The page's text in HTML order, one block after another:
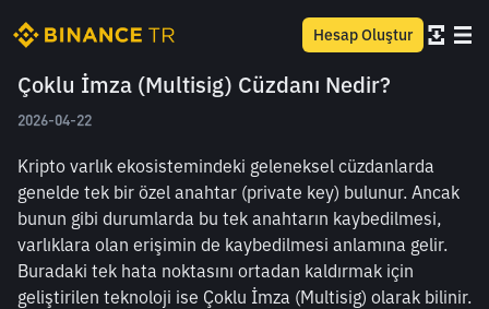
Hesap Oluştur
Çoklu İmza (Multisig) Cüzdanı Nedir?
2026-04-22
Kripto varlık ekosistemindeki geleneksel cüzdanlarda
genelde tek bir özel anahtar (private key) bulunur. Ancak
bunun gibi durumlarda bu tek anahtarın kaybedilmesi,
varlıklara olan erişimin de kaybedilmesi anlamına gelir.
Buradaki tek hata noktasını ortadan kaldırmak için
geliştirilen teknoloji ise Çoklu İmza (Multisig) olarak bilinir.